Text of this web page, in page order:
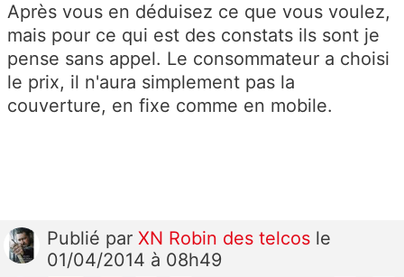
Après vous en déduisez ce que vous voulez,
mais pour ce qui est des constats ils sont je
pense sans appel. Le consommateur a choisi
le prix, il n'aura simplement pas la
couverture, en fixe comme en mobile.
Publié par XN Robin des telcos le
01/04/2014 à 08h49